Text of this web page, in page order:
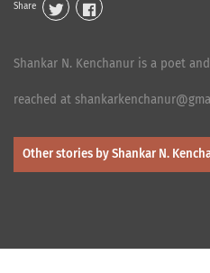
Share
Shankar N. Kenchanur is a poet
reached at
Other stories by Shankar N.